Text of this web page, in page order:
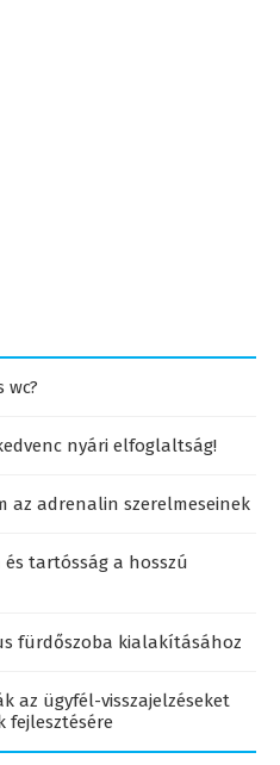
wc?
nyári elfoglaltság!
az adrenalin szerelmeseinek
tartósság a hosszú
fürdőszoba kialakításához
az ügyfél-visszajelzéseket
fejlesztésére